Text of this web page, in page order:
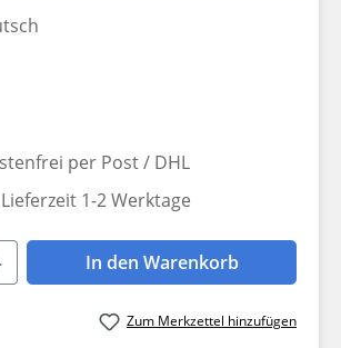
per Post / DHL
1-2 Werktage
Gib den
In den Warenkorb
Zum Merkzettel hinzufügen